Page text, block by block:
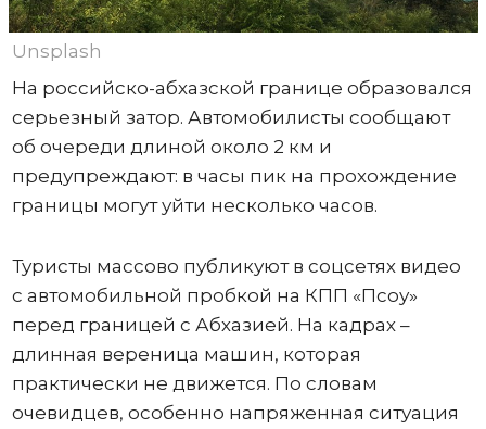
Unsplash
На российско-абхазской границе образовался
серьезный затор. Автомобилисты сообщают
об очереди длиной около 2 км и
предупреждают: в часы пик на прохождение
границы могут уйти несколько часов.
Туристы массово публикуют в соцсетях видео
с автомобильной пробкой на КПП «Псоу»
перед границей с Абхазией. На кадрах –
длинная вереница машин, которая
практически не движется. По словам
очевидцев, особенно напряженная ситуация